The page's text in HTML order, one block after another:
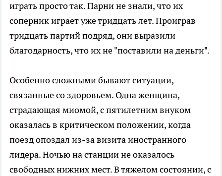
играть просто так. Парни не знали, что их
соперник играет уже тридцать лет. Проиграв
тридцать партий подряд, они выразили
благодарность, что их не "поставили на деньги".
Особенно сложными бывают ситуации,
связанные со здоровьем. Одна женщина,
страдающая миомой, с пятилетним внуком
оказалась в критическом положении, когда
поезд опоздал из-за визита иностранного
лидера. Ночью на станции не оказалось
свободных нижних мест. В тяжелом состоянии, с